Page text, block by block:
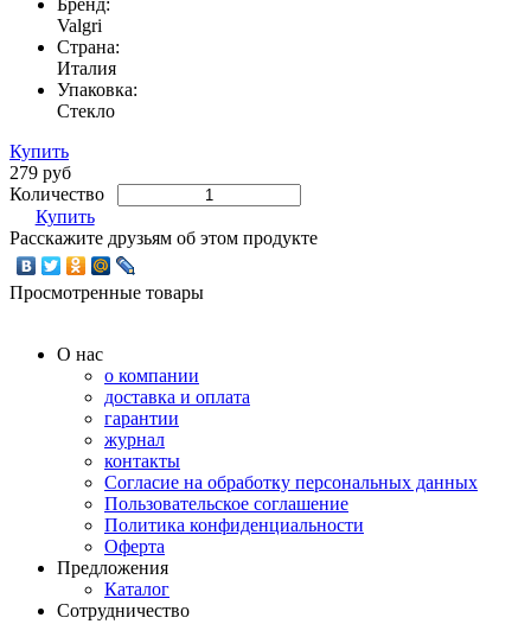
Valgri
Страна:
Италия
Упаковка:
Стекло
Купить
279 руб
Количество
Купить
Расскажите друзьям об этом продукте
Просмотренные товары
О нас
о компании
доставка и оплата
гарантии
журнал
контакты
Согласие на обработку персональных данных
Пользовательское соглашение
Политика конфиденциальности
Оферта
Предложения
Каталог
Сотрудничество